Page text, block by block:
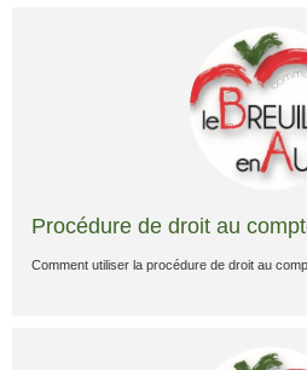
Procédure de droit au
Comment utiliser la procédure de droit au